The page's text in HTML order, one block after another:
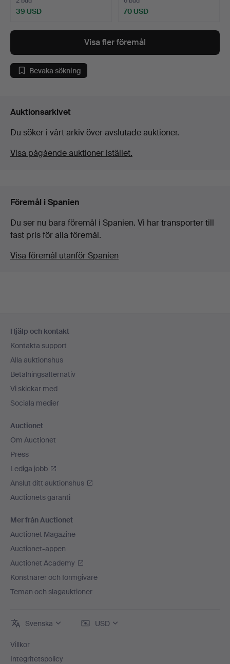
39 USD 70 USD
Visa fler föremål
Bevaka sökning
Auktionsarkivet
Du söker i vårt arkiv över avslutade auktioner.
Visa pågående auktioner istället.
Föremål i Spanien
Du ser nu bara föremål i Spanien. Vi har transporter till
fast pris för alla föremål.
Visa föremål utanför Spanien
Hjälp och kontakt
Kontakta support
Alla auktionshus
Betalningsalternativ
Vi skickar med
Sociala medier
Auctionet
Om Auctionet
Press
Lediga jobb
Anslut ditt auktionshus
Auctionets garanti
Mer från Auctionet
Auctionet Magazine
Auctionet-appen
Auctionet Academy
Konstnärer och formgivare
Teman och slagauktioner
Svenska USD
Villkor
Integritetspolicy